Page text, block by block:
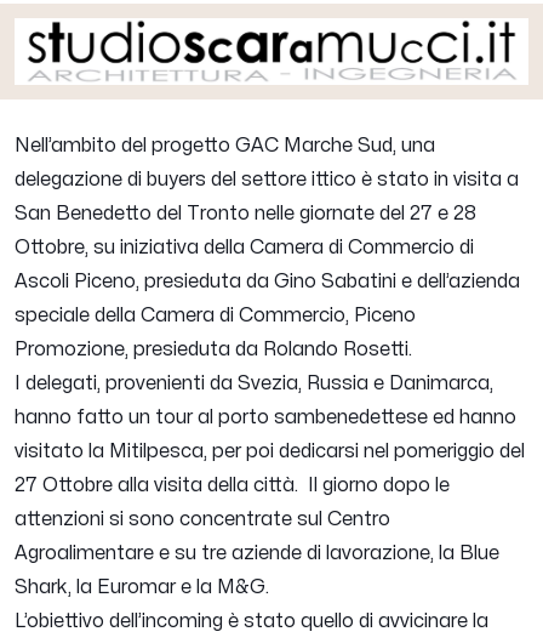
Nell’ambito del progetto GAC Marche Sud, una
delegazione di buyers del settore ittico è stato in visita a
San Benedetto del Tronto nelle giornate del 27 e 28
Ottobre, su iniziativa della Camera di Commercio di
Ascoli Piceno, presieduta da Gino Sabatini e dell’azienda
speciale della Camera di Commercio, Piceno
Promozione, presieduta da Rolando Rosetti.
I delegati, provenienti da Svezia, Russia e Danimarca,
hanno fatto un tour al porto sambenedettese ed hanno
visitato la Mitilpesca, per poi dedicarsi nel pomeriggio del
27 Ottobre alla visita della città. Il giorno dopo le
attenzioni si sono concentrate sul Centro
Agroalimentare e su tre aziende di lavorazione, la Blue
Shark, la Euromar e la M&G.
L’obiettivo dell’incoming è stato quello di avvicinare la